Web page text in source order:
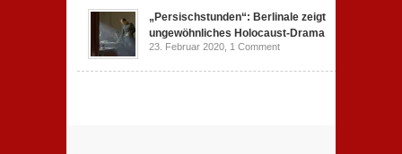
„Persischstunden“: Berlinale zeigt
ungewöhnliches Holocaust-Drama
23. Februar 2020, 1 Comment